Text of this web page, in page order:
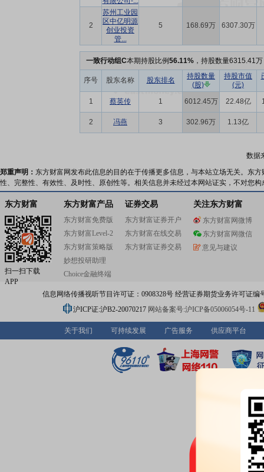
2
苏州工业园
区中亿明源
创业投资
管...
5 168.69万 6307.30万
一致行动组C本期持股比例56.11% ，持股数量6315.41万
序号 股东名称 股东排名
持股数量
(股)
持股市值
(元)
1 蔡英传 1 6012.45万 22.48亿
2 冯燕 3 302.96万 1.13亿
数据
郑重声明： 东方财富网发布此信息的目的在于传播更多信息，与本站立场无关。东
性、完整性、有效性、及时性、原创性等。相关信息并未经过本网站证实，不对您
东方财富
扫一扫下载
APP
东方财富产品
东方财富免费版
东方财富Level-2
东方财富策略版
妙想投研助理
Choice金融终端
证券交易
东方财富证券开户
东方财富在线交易
东方财富证券交易
关注东方财富
东方财富网微博
东方财富网微信
意见与建议
信息网络传播视听节目许可证：0908328号 经营证券期货业务许可证编
沪ICP证:沪B2-20070217 网站备案号:沪ICP备05006054号-11
关于我们 可持续发展 广告服务 供应商平台